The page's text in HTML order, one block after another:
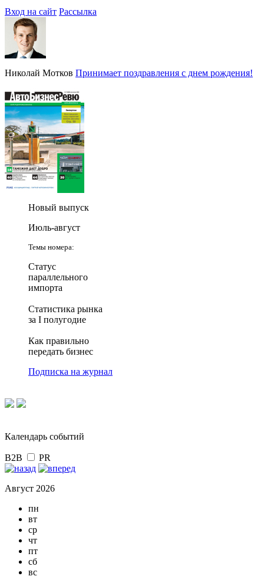
Вход на сайт Рассылка
Николай Мотков Принимает поздравления с днем рождения!
Новый выпуск
Июль-август
Темы номера:
Статус
параллельного
импорта
Статистика рынка
за I полугодие
Как правильно
передать бизнес
Подписка на журнал
Календарь событий
B2B PR
Август 2026
пн
вт
ср
чт
пт
сб
вс